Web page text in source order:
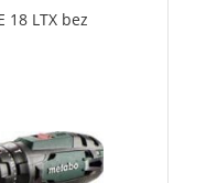
18 LTX bez